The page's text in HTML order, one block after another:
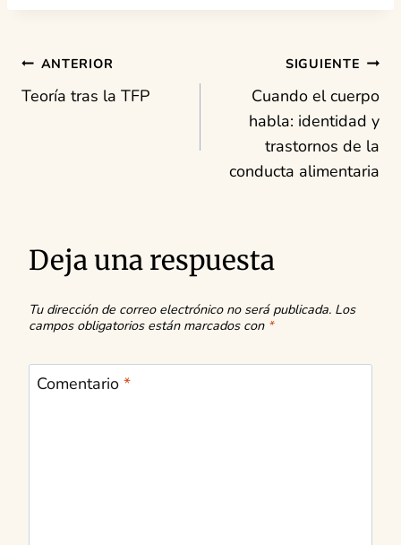
Navegación
ANTERIOR
Teoría tras la TFP
SIGUIENTE
Cuando el cuerpo
habla: identidad y
trastornos de la
conducta alimentaria
Deja una respuesta
Tu dirección de correo electrónico no será publicada. Los
campos obligatorios están marcados con *
Comentario *